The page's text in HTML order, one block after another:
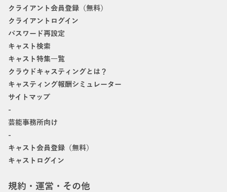
クライアント会員登録（無料）
クライアントログイン
パスワード再設定
キャスト検索
キャスト特集一覧
クラウドキャスティングとは？
キャスティング報酬シミュレーター
サイトマップ
-
芸能事務所向け
-
キャスト会員登録（無料）
キャストログイン
規約・運営・その他